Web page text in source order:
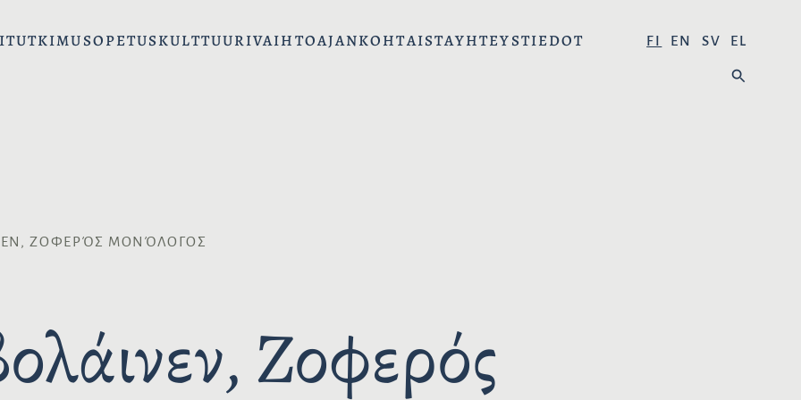
TUTKIMUSOPETUSKULTTUURIVAIHTOAJANKOHTAISTAYHTEYSTIEDOT
VFI EN SV EL
ΖΟΦΕΡΌΣ ΜΟΝΌΛΟΓΟΣ
Ζοφερός